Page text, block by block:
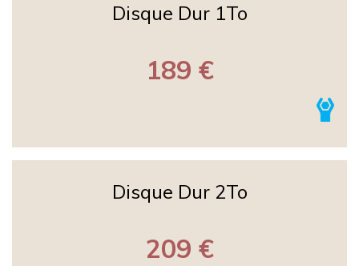
Disque Dur 1To
189 €
Disque Dur 2To
209 €